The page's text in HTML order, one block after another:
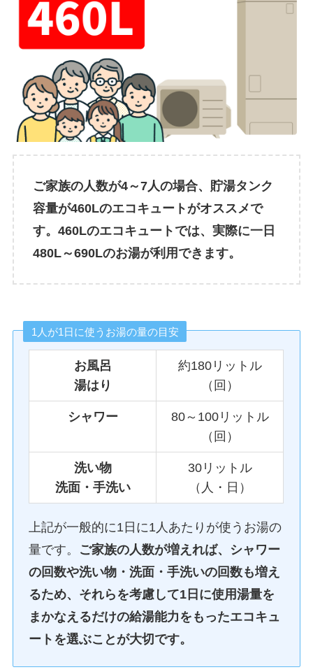
ご家族の人数が4～7人の場合、貯湯タンク
容量が460Lのエコキュートがオススメで
す。460Lのエコキュートでは、実際に一日
480L～690Lのお湯が利用できます。
1人が1日に使うお湯の量の目安
お風呂
湯はり
約180リットル
（回）
シャワー
80～100リットル
（回）
洗い物
洗面・手洗い
30リットル
（人・日）
上記が一般的に1日に1人あたりが使うお湯の
量です。 ご家族の人数が増えれば、シャワー
の回数や洗い物・洗面・手洗いの回数も増え
るため、それらを考慮して1日に使用湯量を
まかなえるだけの給湯能力をもったエコキュ
ートを選ぶことが大切です。